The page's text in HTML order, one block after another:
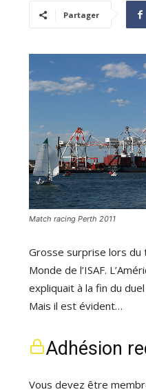
Partager
Match racing Perth 2011
Grosse surprise lors du
Monde de l’ISAF.
expliquait à la fin du
Mais il est évident…
Adhésion
Vous devez être